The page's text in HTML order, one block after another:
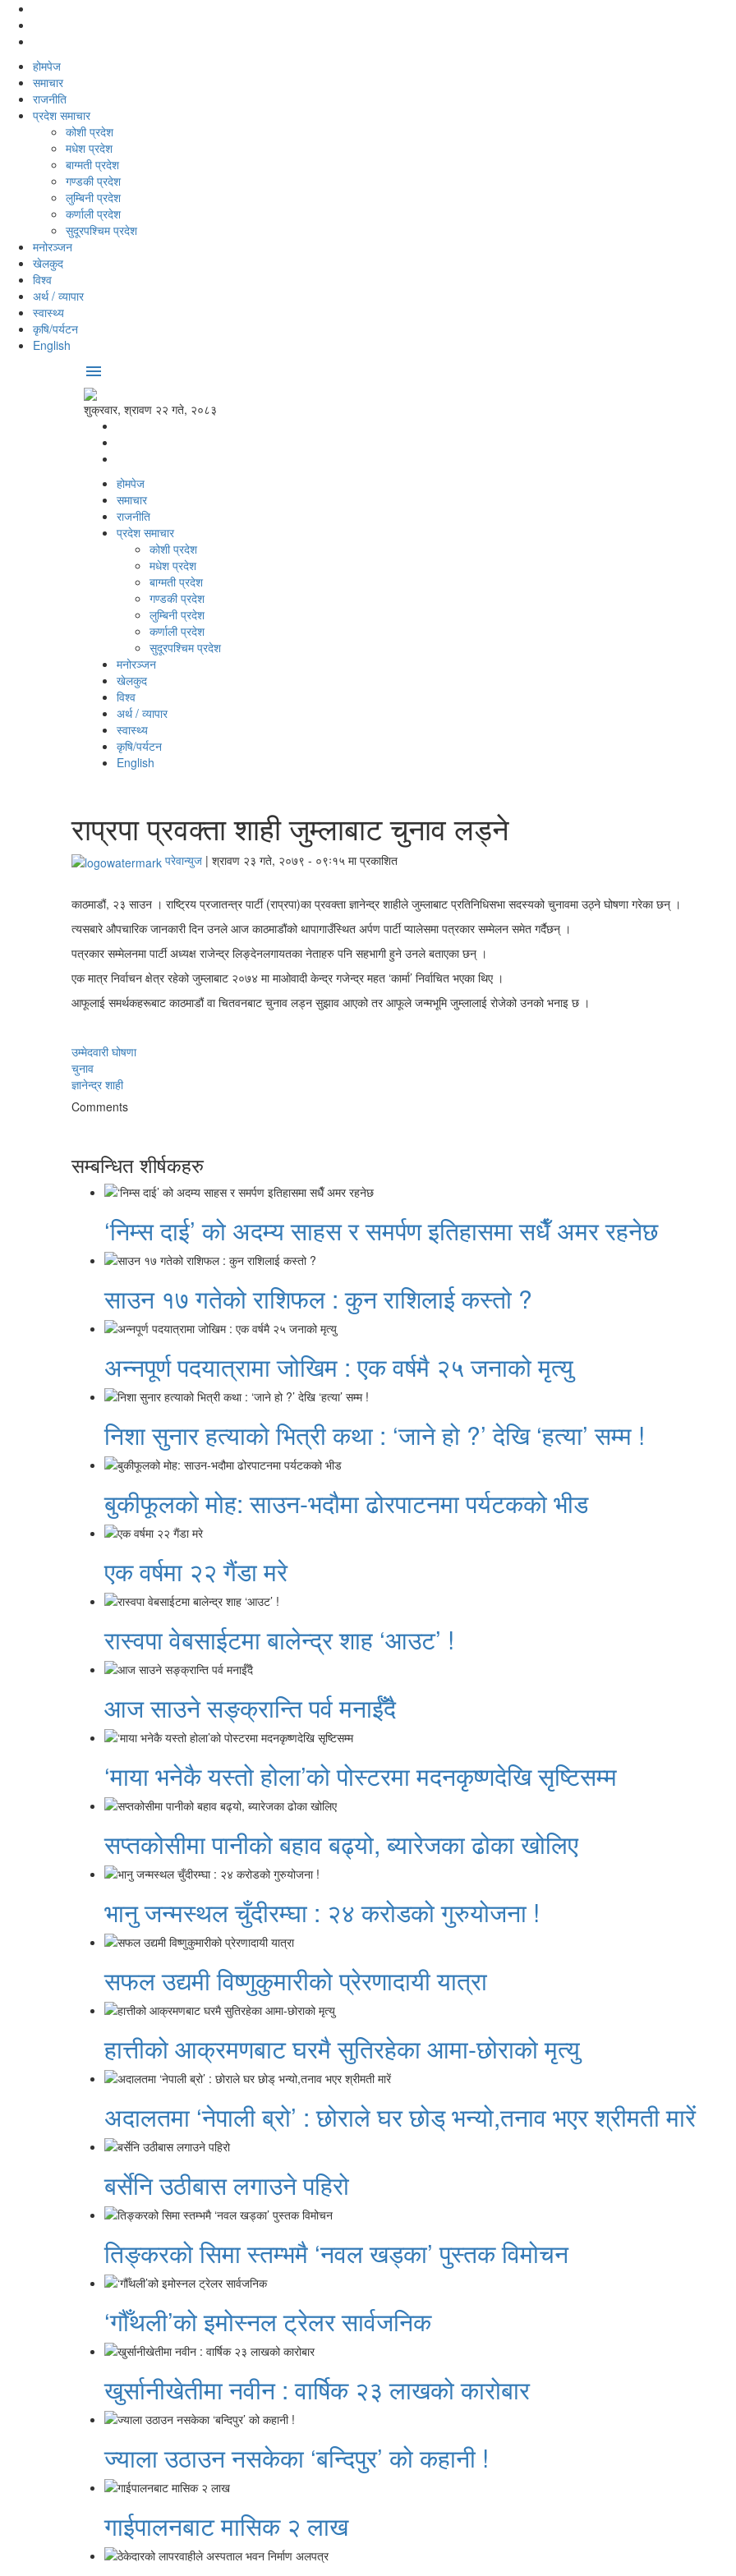
होमपेज
समाचार
राजनीति
प्रदेश समाचार
कोशी प्रदेश
मधेश प्रदेश
बाग्मती प्रदेश
गण्डकी प्रदेश
लुम्बिनी प्रदेश
कर्णाली प्रदेश
सुदूरपश्‍चिम प्रदेश
मनोरञ्‍जन
खेलकुद
विश्‍व
अर्थ / व्यापार
स्वास्थ्य
कृषि/पर्यटन
English
menu
शुक्रवार, श्रावण २२ गते, २०८३
होमपेज
समाचार
राजनीति
प्रदेश समाचार
कोशी प्रदेश
मधेश प्रदेश
बाग्मती प्रदेश
गण्डकी प्रदेश
लुम्बिनी प्रदेश
कर्णाली प्रदेश
सुदूरपश्‍चिम प्रदेश
मनोरञ्‍जन
खेलकुद
विश्‍व
अर्थ / व्यापार
स्वास्थ्य
कृषि/पर्यटन
English
राप्रपा प्रवक्ता शाही जुम्लाबाट चुनाव लड्ने
परेवान्युज | श्रावण २३ गते, २०७९ - ०९ः१५ मा प्रकाशित
काठमाडौं, २३ साउन । राष्ट्रिय प्रजातन्त्र पार्टी (राप्रपा)का प्रवक्ता ज्ञानेन्द्र शाहीले जुम्लाबाट प्रतिनिधिसभा सदस्यको चुनावमा उठ्ने घोषणा गरेका छन् ।
त्यसबारे औपचारिक जानकारी दिन उनले आज काठमाडौंको थापागाउँस्थित अर्पण पार्टी प्यालेसमा पत्रकार सम्मेलन समेत गर्दैछन् ।
पत्रकार सम्मेलनमा पार्टी अध्यक्ष राजेन्द्र लिङ्देनलगायतका नेताहरु पनि सहभागी हुने उनले बताएका छन् ।
एक मात्र निर्वाचन क्षेत्र रहेको जुम्लाबाट २०७४ मा माओवादी केन्द्र गजेन्द्र महत ‘कार्मा’ निर्वाचित भएका थिए ।
आफूलाई समर्थकहरूबाट काठमाडौं वा चितवनबाट चुनाव लड्न सुझाव आएको तर आफूले जन्मभूमि जुम्लालाई रोजेको उनको भनाइ छ ।
उम्मेदवारी घोषणा
चुनाव
ज्ञानेन्द्र शाही
Comments
सम्बन्धित शीर्षकहरु
‘निम्स दाई’ को अदम्य साहस र समर्पण इतिहासमा सधैँ अमर रहनेछ
साउन १७ गतेको राशिफल : कुन राशिलाई कस्तो ?
अन्नपूर्ण पदयात्रामा जोखिम : एक वर्षमै २५ जनाको मृत्यु
निशा सुनार हत्याको भित्री कथा : ‘जाने हो ?’ देखि ‘हत्या’ सम्म !
बुकीफूलको मोह: साउन-भदौमा ढोरपाटनमा पर्यटकको भीड
एक वर्षमा २२ गैंडा मरे
रास्वपा वेबसाईटमा बालेन्द्र शाह ‘आउट’ !
आज साउने सङ्क्रान्ति पर्व मनाईँदै
‘माया भनेकै यस्तो होला’को पोस्टरमा मदनकृष्णदेखि सृष्टिसम्म
सप्तकोसीमा पानीको बहाव बढ्यो, ब्यारेजका ढोका खोलिए
भानु जन्मस्थल चुँदीरम्घा : २४ करोडको गुरुयोजना !
सफल उद्यमी विष्णुकुमारीको प्रेरणादायी यात्रा
हात्तीको आक्रमणबाट घरमै सुतिरहेका आमा-छोराको मृत्यु
अदालतमा ‘नेपाली ब्रो’ : छोराले घर छोड् भन्यो,तनाव भएर श्रीमती मारें
बर्सेनि उठीबास लगाउने पहिरो
तिङ्करको सिमा स्तम्भमै ‘नवल खड्का’ पुस्तक विमोचन
‘गौँथली’को इमोस्नल ट्रेलर सार्वजनिक
खुर्सानीखेतीमा नवीन : वार्षिक २३ लाखको कारोबार
ज्याला उठाउन नसकेका ‘बन्दिपुर’ को कहानी !
गाईपालनबाट मासिक २ लाख